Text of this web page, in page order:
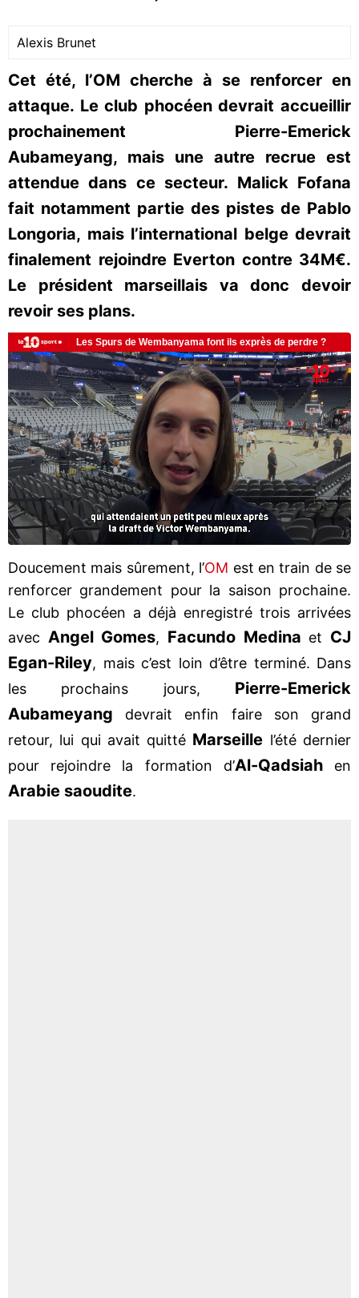
Alexis Brunet
Cet été, l’OM cherche à se renforcer en
attaque. Le club phocéen devrait accueillir
prochainement Pierre-Emerick
Aubameyang, mais une autre recrue est
attendue dans ce secteur. Malick Fofana
fait notamment partie des pistes de Pablo
Longoria, mais l’international belge devrait
finalement rejoindre Everton contre 34M€.
Le président marseillais va donc devoir
revoir ses plans.
Doucement mais sûrement, l’OM est en train de se
renforcer grandement pour la saison prochaine.
Le club phocéen a déjà enregistré trois arrivées
avec Angel Gomes, Facundo Medina et CJ
Egan-Riley, mais c’est loin d’être terminé. Dans
les prochains jours, Pierre-Emerick
Aubameyang devrait enfin faire son grand
retour, lui qui avait quitté Marseille l’été dernier
pour rejoindre la formation d’Al-Qadsiahen
Arabie saoudite.